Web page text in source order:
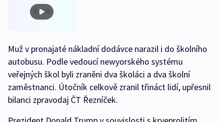
Muž v pronajaté nákladní dodávce narazil i do školního
autobusu. Podle vedoucí newyorského systému
veřejných škol byli zraněni dva školáci a dva školní
zaměstnanci. Útočník celkově zranil třináct lidí, upřesnil
bilanci zpravodaj ČT Řezníček.